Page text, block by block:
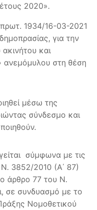
2020».
1934/16-03-2021
για την
και
ανεμόμυλου στη θέση
μέσω της
σύνδεσμο και
σύμφωνα με τις
3852/2010 (Α΄ 87)
άρθρο 77 του Ν.
σε συνδυασμό με το
Νομοθετικού